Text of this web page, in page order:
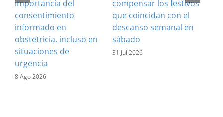
importancia del
consentimiento
informado en
obstetricia, incluso en
situaciones de
urgencia
8 Ago 2026
compensar los festivos
que coincidan con el
descanso semanal en
sábado
31 Jul 2026